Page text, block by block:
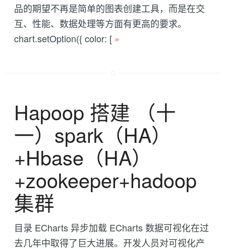
品的期望不再是简单的图表创建工具，而是在交
互、性能、数据处理等方面有更高的要求。
chart.setOption({ color: [ »
Hapoop 搭建 （十
一）spark（HA）
+Hbase（HA）
+zookeeper+hadoop
集群
目录 ECharts 异步加载 ECharts 数据可视化在过
去几年中取得了巨大进展。开发人员对可视化产